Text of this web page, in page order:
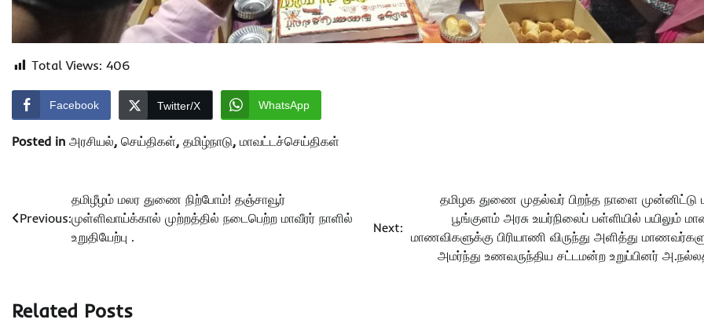
Total Views: 406
Facebook Twitter/X WhatsApp
Posted in அரசியல், செய்திகள், தமிழ்நாடு, மாவட்டச்செய்திகள்
navigation
Previous:
தமிழீழம் மலர துணை நிற்போம்! தஞ்சாவூர்
முள்ளிவாய்க்கால் முற்றத்தில் நடைபெற்ற மாவீரர் நாளில்
உறுதியேற்பு .
Next:
தமிழக துணை முதல்வர் பிறந்த நாளை முன்னிட்டு
பூங்குளம் அரசு உயர்நிலைப் பள்ளியில் பயிலும்
மாணவிகளுக்கு பிரியாணி விருந்து அளித்து
அமர்ந்து உணவருந்திய சட்டமன்ற உறுப்பினர்
Related Posts